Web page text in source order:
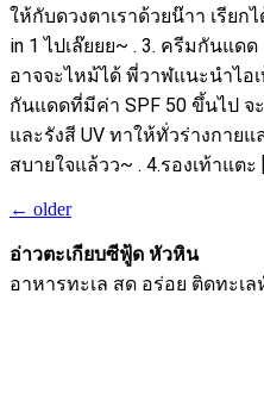
ให้กับดวงตาเราด้วยน๊าา เรียก
in 1 ไปเล๊ยยย~ . 3. ครีมกันแด
อาจจะไหม้ได้ พี่วาฬแนะนำไอ
กันแดดที่มีค่า SPF 50 ขึ้นไป จ
และรังสี UV ทาให้ทั่วร่างกาย
สบายใจแล้วว~ . 4.รองเท้าแตะ
← older
อ่าวตะเกียบซีฟู้ด หัวหิน
อาหารทะเล สด อร่อย ติดทะเ